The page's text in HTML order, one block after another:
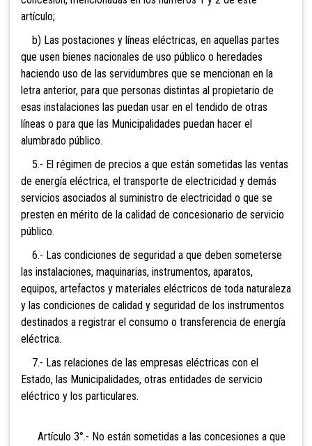
artículo;
b) Las postaciones y líneas eléctricas, en aquellas partes
que usen bienes nacionales de uso público o heredades
haciendo uso de las servidumbres que se mencionan en la
letra anterior, para que personas distintas al propietario de
esas instalaciones las puedan usar en el tendido de otras
líneas o para que las Municipalidades puedan hacer el
alumbrado público.
5.- El régimen de precios a que están sometidas las ventas
de energía eléctrica, el transporte de electricidad y demás
servicios asociados al suministro de electricidad o que se
presten en mérito de la calidad de concesionario de servicio
público.
6.- Las condiciones de seguridad a que deben someterse
las instalaciones, maquinarias, instrumentos, aparatos,
equipos, artefactos y materiales eléctricos de toda naturaleza
y las condiciones de calidad y seguridad de los instrumentos
destinados a registrar el consumo o transferencia de energía
eléctrica.
7.- Las relaciones de las empresas eléctricas con el
Estado, las Municipalidades, otras entidades de servicio
eléctrico y los particulares.
Artículo 3°.- No están sometidas a las concesiones a que